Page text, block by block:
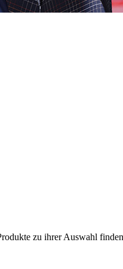
zu ihrer Auswahl